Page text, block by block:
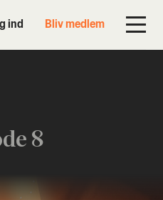
ind Bliv medlem
8